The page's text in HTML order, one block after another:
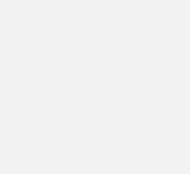
regelmäßig von uns
gebündelt und